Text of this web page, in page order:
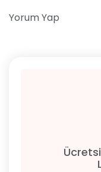
Yorum Yap